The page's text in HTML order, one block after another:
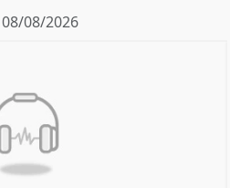
08/08/2026